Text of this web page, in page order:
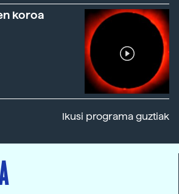
koroa
Ikusi programa guztiak